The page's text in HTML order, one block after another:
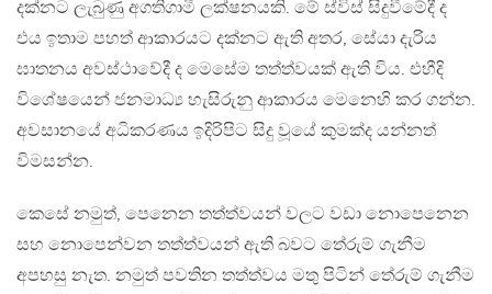
දක්නට ලැබුණු අගතිගාමී ලක්ෂනයකි. මේ ස්විස් සිදුවීමේදී ද
එය ඉතාම පහත් ආකාරයට දක්නට ඇති අතර, සේයා දැරිය
ඝාතනය අවස්ථාවේදී ද මෙසේම තත්ත්වයක් ඇති විය. එහීදි
විශේෂයෙන් ජනමාධ්‍ය හැසිරුනු ආකාරය මෙනෙහි කර ගන්න.
අවසානයේ අධිකරණය ඉදිරිපිට සිදු වූයේ කුමක්ද යන්නත්
විමසන්න.
කෙසේ නමුත්, පෙනෙන තත්ත්වයන් වලට වඩා නොපෙනෙන
සහ නොපෙන්වන තත්ත්වයන් ඇති බවට තේරුම් ගැනීම
අපහසු නැත. නමුත් පවතින තත්ත්වය මතු පිටින් තේරුම් ගැනීම